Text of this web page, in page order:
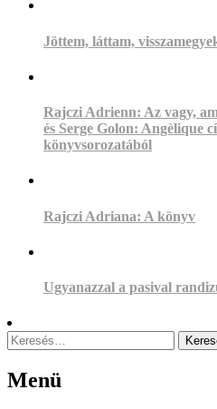
Jöttem, láttam,
Rajczi Adrienn: Az vagy,
és Serge Golon: Angèlique
könyvsorozatából
Rajczi Adriana: A könyv
Ugyanazzal a pasival
Keresés:
Menü